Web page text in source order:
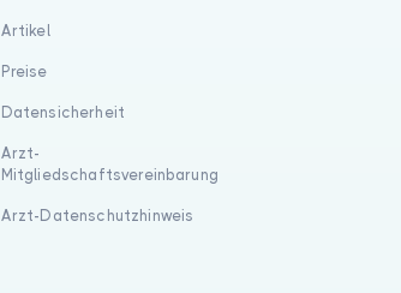
Artikel
Preise
Datensicherheit
Arzt-
Mitgliedschaftsvereinbarung
Arzt-Datenschutzhinweis